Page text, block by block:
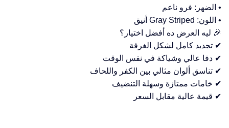
• الضهر: فرو ناعم
• اللون: Gray Striped أنيق
🎉 ليه العرض ده أفضل اختيار؟
✔ تجديد كامل لشكل الغرفة
✔ دفا عالي وشياكة في نفس الوقت
✔ تناسق ألوان مثالي بين الكفر واللحاف
✔ خامات ممتازة وسهلة التنضيف
✔ قيمة عالية مقابل السعر